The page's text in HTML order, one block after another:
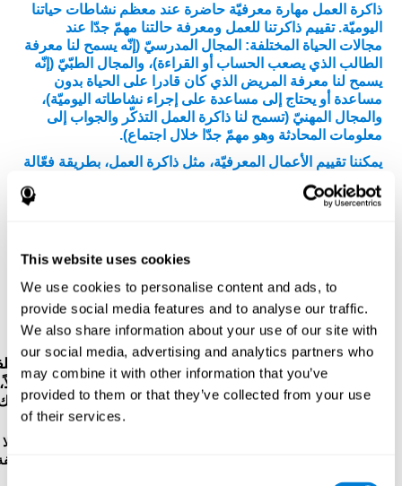
This website uses cookies
We use cookies to personalise content and ads, to
provide social media features and to analyse our traffic.
We also share information about your use of our site with
our social media, advertising and analytics partners who
may combine it with other information that you’ve
provided to them or that they’ve collected from your use
of their services.
ذاكرة العمل مهارة معرفيّة حاضرة عند معظم نشاطات حياتنا
اليوميّة. تقييم ذاكرتنا للعمل ومعرفة حالتنا مهمّ جدّا عند
مجالات الحياة المختلفة: المجال المدرسيّ (إنّه يسمح لنا معرفة
الطالب الذي يصعب الحساب أو القراءة)، والمجال الطبّيّ (إنّه
يسمح لنا معرفة المريض الذي كان قادرا على الحياة بدون
مساعدة أو يحتاج إلى مساعدة على إجراء نشاطاته اليوميّة)،
والمجال المهنيّ (تسمح لنا ذاكرة العمل التذكّر والجواب إلى
معلومات المحادثة وهو مهمّ جدّا خلال اجتماع).
يمكننا تقييم الأعمال المعرفيّة، مثل ذاكرة العمل، بطريقة فعّالة
كوجنيفيت على روائز الأرقام المباشرة وغير مباشرة لWMS
Malingering)، وVisual Organisation Task (VOT)، وTest
of Variables of Attention (TOVA). بالإضافة إلى ذاكرة
العمل، تقايس هذه الروائز أيضا الذاكرة الصوتية قصيرة المدى،
والذاكرة قصيرة المدى، وزمن الكمون، وسرعة المعالجة،
والاعتراف، والفحص البصري والإدراك المكاني.
رائز التسلسل WOM-ASM : تظهر كرات فيها أرقام
في الشاشة. عليك أن تحفظ الأرقام لتكرّرها من بعد. أوّلاً،
هناك رقم واحد، ولكن كانت الأرقام أكثر حتّى تخطأ.
: هناك ثلاثة أشياء في الشاشة. أوّلا
إحفظ ترتيب الأشياء بسرعة. بعد ذلك، تظهر أربع مجموعة